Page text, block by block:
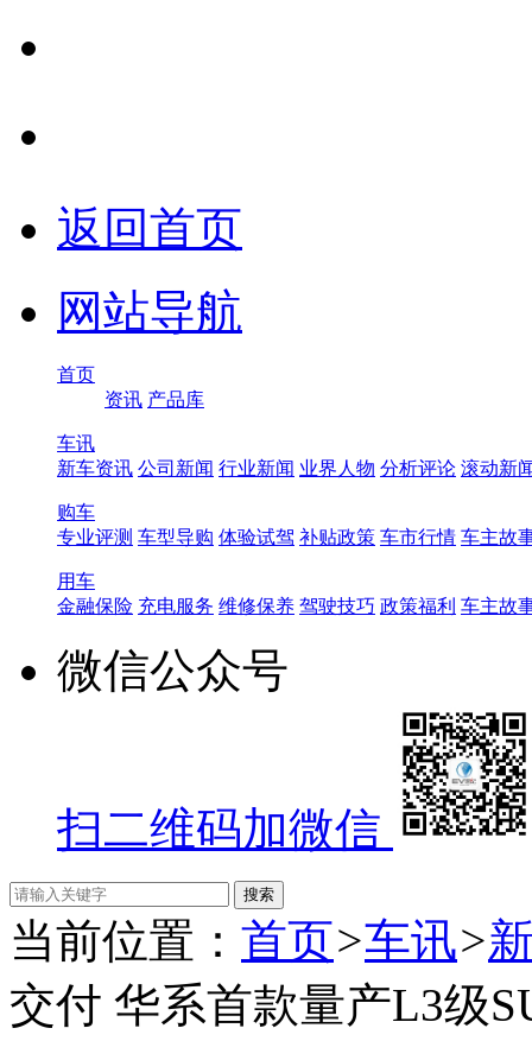
返回首页
网站导航
首页
资讯 产品库
车讯
新车资讯 公司新闻 行业新闻 业界人物 分析评论 滚动新
购车
专业评测 车型导购 体验试驾 补贴政策 车市行情 车主故
用车
金融保险 充电服务 维修保养 驾驶技巧 政策福利 车主故
微信公众号
扫二维码加微信
当前位置： 首页>车讯>
交付 华系首款量产L3级